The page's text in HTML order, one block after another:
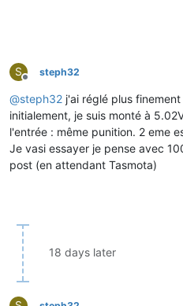
S
Offline
steph32
@steph32 j'ai réglé plus
initialement, je suis monté à
l'entrée : même punition. 2 eme
Je vasi essayer je pense avec
post (en attendant Tasmota)
18 days later